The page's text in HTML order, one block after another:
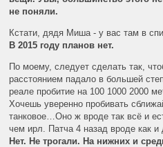
не поняли.
Кстати, дядя Миша - у вас там в
В 2015 году планов нет.
По моему, следует сделать так,
расстоянием падало в большей
реале пробитие на 100 1000 2000
Хочешь уверенно пробивать
танковое…Оно ж вроде так всё и
чем ирл. Патча 4 назад вроде как и
Нет. Не трогали. На нижних и